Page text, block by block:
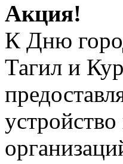
Акция!
К Дню
Тагил и